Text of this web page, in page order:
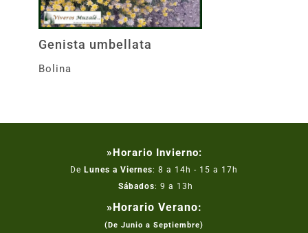
Genista umbellata
Bolina
»Horario Invierno:
De Lunes a Viernes: 8 a 14h - 15 a 17h
Sábados: 9 a 13h
»Horario Verano:
(De Junio a Septiembre)